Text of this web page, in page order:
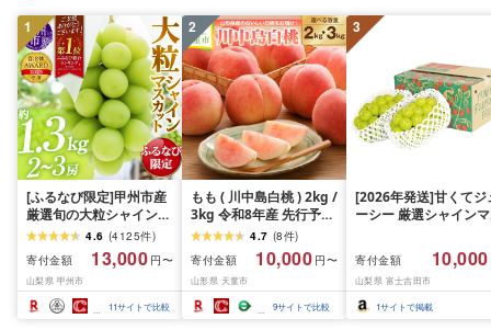
1
[ふるなび限定]甲州市産
厳選旬の大粒シャインマ
スカット 約1.3kg 2〜3
房[2026年発送]
(MG)B12-472 FN-
Limited-VO シャインマ
スカット フルーツ
4.6 (4125件)
寄付金額
13,000 円〜
山梨県 甲州市
11サイトで比較
2
もも ( 川中島白桃 ) 2kg /
3kg 令和8年産 先行予約
2026年 山形県産 桃 白桃
果物 フルーツ 秀品 のし
贈答 ギフト おすそ分け
期間限定 冷蔵便 送料無
料 産地直送 お取り寄せ [
山形県 天童市 ]
4.7 (8件)
寄付金額
10,000 円〜
山形県 天童市
9サイトで比較
3
[2026年発送]甘くてジ
ーシー 厳選シャインマ
月前半(1〜15日)から
月下旬までの発送) フ
ーツ ぶどう 果物 山梨
産 2026 旬 大粒 高級
寄付金額 10,000
山梨県 富士吉田市
1サイトで掲載